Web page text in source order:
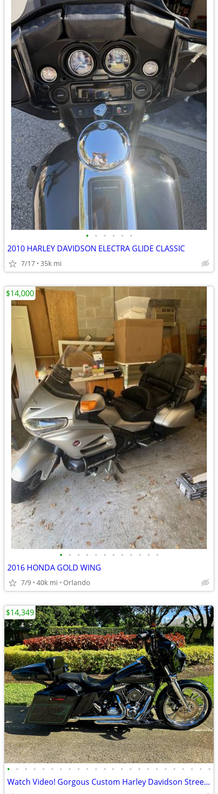
• • • • • •
2010 HARLEY DAVIDSON ELECTRA GLIDE CLASSIC
7/17 35k mi
• • • • • • • • • • • •
2016 HONDA GOLD WING
7/9 40k mi Orlando
$14,000
• • • • • • • • • • • • • • • • • • • • • • • •
Watch Video! Gorgous Custom Harley Davidson Street Glide
$14,349